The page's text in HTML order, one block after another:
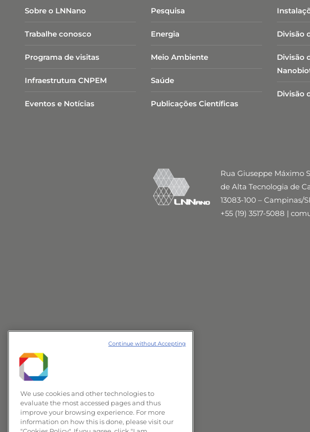
Sobre o LNNano
Trabalhe conosco
Programa de visitas
Infraestrutura CNPEM
Eventos e Notícias
Pesquisa
Energia
Meio Ambiente
Saúde
Publicações Científicas
Divisão
Divisão
Divisão
Rua Giuseppe Máximo
de Alta Tecnologia de
13083-100 – Campinas/
+55 (19) 3517-5088 |
We use cookies and other technologies to
evaluate the most accessed pages and thus
improve your browsing experience. For more
information on how this is done, please visit our
Continue without Accepting